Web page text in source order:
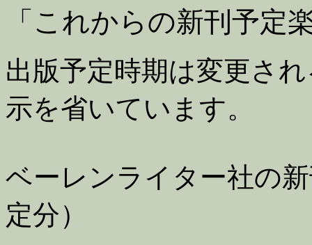
「これからの新刊予定
出版予定時期は変更さ
示を省いています。
ベーレンライター社の
定分）